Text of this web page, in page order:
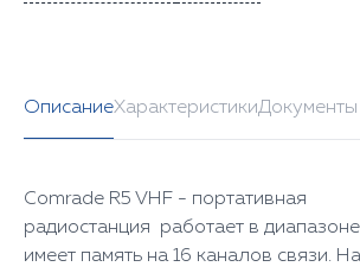
ОписаниеХарактеристикиДокументы
Comrade R5 VHF - портативная
радиостанция работает в
имеет память на 16 каналов связи.